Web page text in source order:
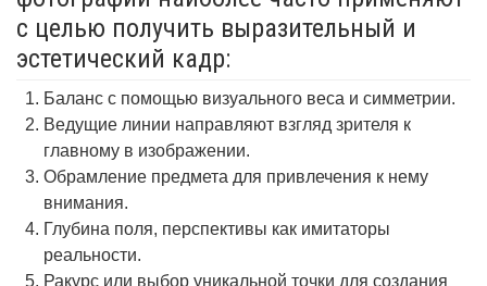
с целью получить выразительный и
эстетический кадр:
Баланс с помощью визуального веса и симметрии.
Ведущие линии направляют взгляд зрителя к
главному в изображении.
Обрамление предмета для привлечения к нему
внимания.
Глубина поля, перспективы как имитаторы
реальности.
Ракурс или выбор уникальной точки для создания